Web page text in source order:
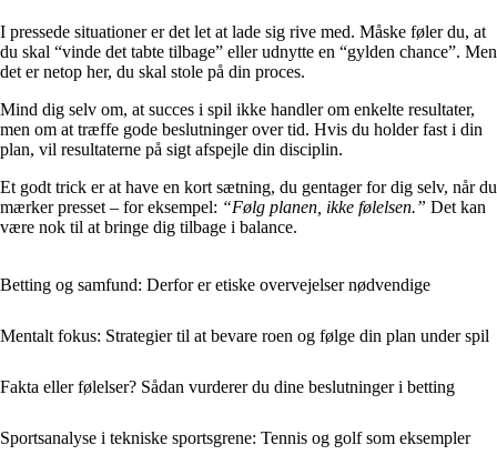
I pressede situationer er det let at lade sig rive med. Måske føler du, at
du skal “vinde det tabte tilbage” eller udnytte en “gylden chance”. Men
det er netop her, du skal stole på din proces.
Mind dig selv om, at succes i spil ikke handler om enkelte resultater,
men om at træffe gode beslutninger over tid. Hvis du holder fast i din
plan, vil resultaterne på sigt afspejle din disciplin.
Et godt trick er at have en kort sætning, du gentager for dig selv, når du
mærker presset – for eksempel: “Følg planen, ikke følelsen.” Det kan
være nok til at bringe dig tilbage i balance.
Betting og samfund: Derfor er etiske overvejelser nødvendige
Mentalt fokus: Strategier til at bevare roen og følge din plan under spil
Fakta eller følelser? Sådan vurderer du dine beslutninger i betting
Sportsanalyse i tekniske sportsgrene: Tennis og golf som eksempler